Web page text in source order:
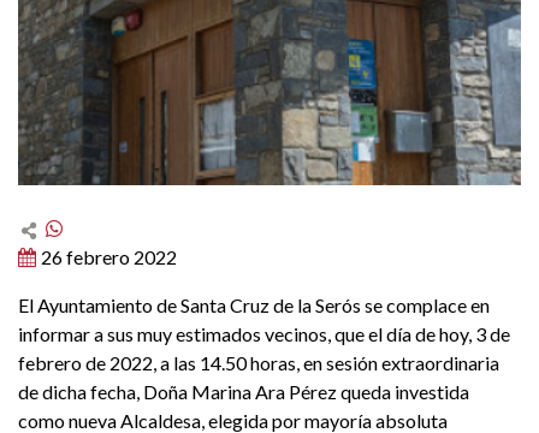
26 febrero 2022
El Ayuntamiento de Santa Cruz de la Serós se complace en
informar a sus muy estimados vecinos, que el día de hoy, 3 de
febrero de 2022, a las 14.50 horas, en sesión extraordinaria
de dicha fecha, Doña Marina Ara Pérez queda investida
como nueva Alcaldesa, elegida por mayoría absoluta